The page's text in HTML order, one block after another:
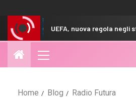
UEFA, nuova regola negli
Home Blog Radio Futura